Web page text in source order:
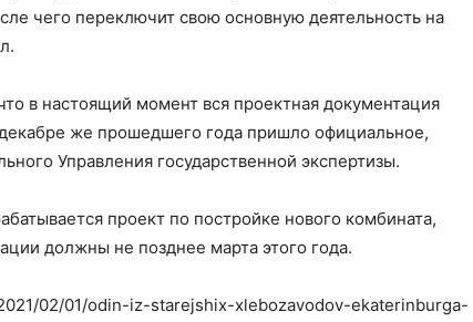
чего переключит свою основную деятельность на
в настоящий момент вся проектная документация
же прошедшего года пришло официальное,
Управления государственной экспертизы.
проект по постройке нового комбината,
должны не позднее марта этого года.
02/01/odin-iz-starejshix-xlebozavodov-ekaterinburga-